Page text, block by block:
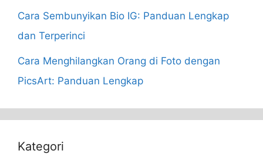
Cara Sembunyikan Bio IG: Panduan Lengkap
dan Terperinci
Cara Menghilangkan Orang di Foto dengan
PicsArt: Panduan Lengkap
Kategori